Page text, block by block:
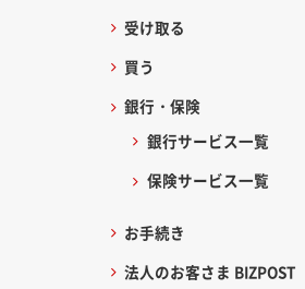
受け取る
買う
銀行・保険
銀行サービス一覧
保険サービス一覧
お手続き
法人のお客さま BIZPOST